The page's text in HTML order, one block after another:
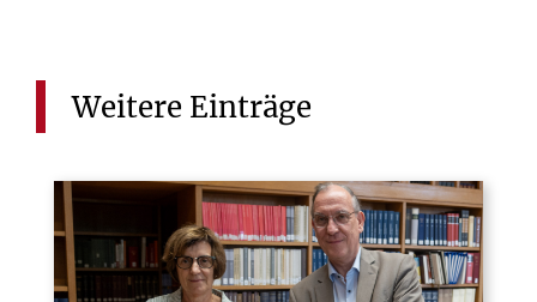
Weitere Einträge